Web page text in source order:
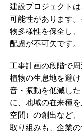
建設プロジェクト
可能性があります
物多様性を保全し
配慮が不可欠です。
工事計画の段階で
植物の生息地を避
音・振動を低減し
に、地域の在来種
空間）の創出など
取り組みも、企業